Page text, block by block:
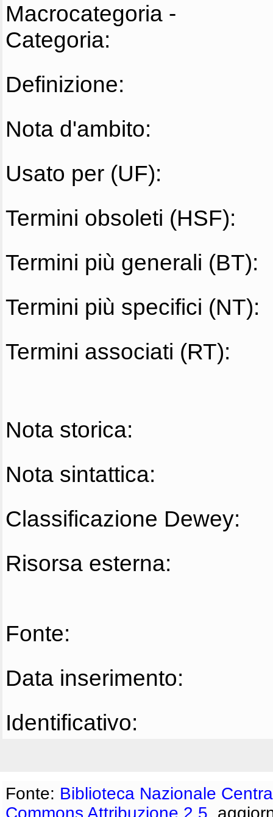
Macrocategoria -
Categoria:
Definizione:
Nota d'ambito:
Usato per (UF):
Termini obsoleti (HSF):
Termini più generali (BT):
Termini più specifici (NT):
Termini associati (RT):
Nota storica:
Nota sintattica:
Classificazione Dewey:
Risorsa esterna:
Fonte:
Data inserimento:
Identificativo:
Fonte: Biblioteca Nazionale
Commons Attribuzione 2.5 ,